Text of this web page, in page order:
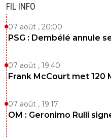
FIL INFO
07 août , 20:00
PSG : Dembélé annule
07 août , 19:40
Frank McCourt met 120
07 août , 19:17
OM : Geronimo Rulli